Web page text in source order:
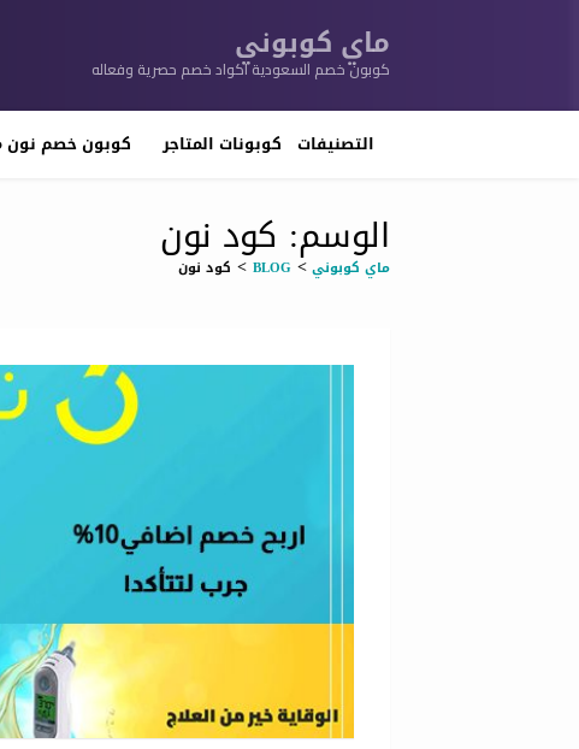
ماي كوبوني
كوبون خصم السعودية اكواد خصم حصرية وفعاله
تخطي
التصنيفات كوبونات المتاجر كوبون خصم نون
الوسم: كود نون
ماي كوبوني>
BLOG
> كود نون